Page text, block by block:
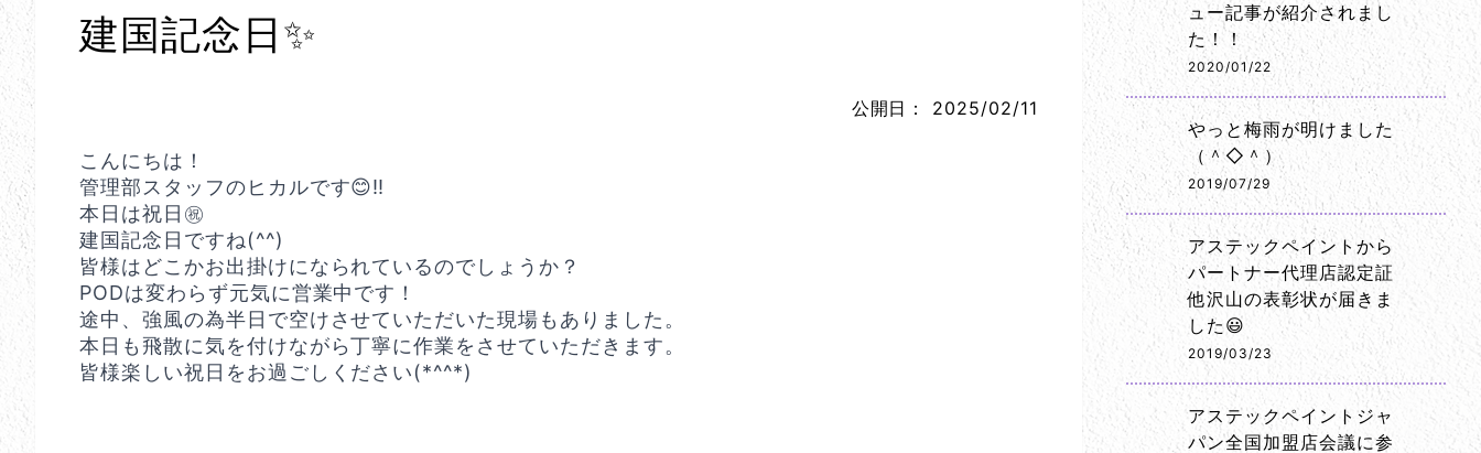
建国記念日✨
公開日： 2025/02/11
こんにちは！
管理部スタッフのヒカルです😊‼️
本日は祝日㊗️
建国記念日ですね(^^)
皆様はどこかお出掛けになられているのでしょうか？
PODは変わらず元気に営業中です！
途中、強風の為半日で空けさせていただいた現場もありました。
本日も飛散に気を付けながら丁寧に作業をさせていただきます。
皆様楽しい祝日をお過ごしください(*^^*)
ュー記事が紹介されまし
た！！
2020/01/22
やっと梅雨が明けました
（＾◇＾）
2019/07/29
アステックペイントから
パートナー代理店認定証
他沢山の表彰状が届きま
した😃
2019/03/23
アステックペイントジャ
パン全国加盟店会議に参